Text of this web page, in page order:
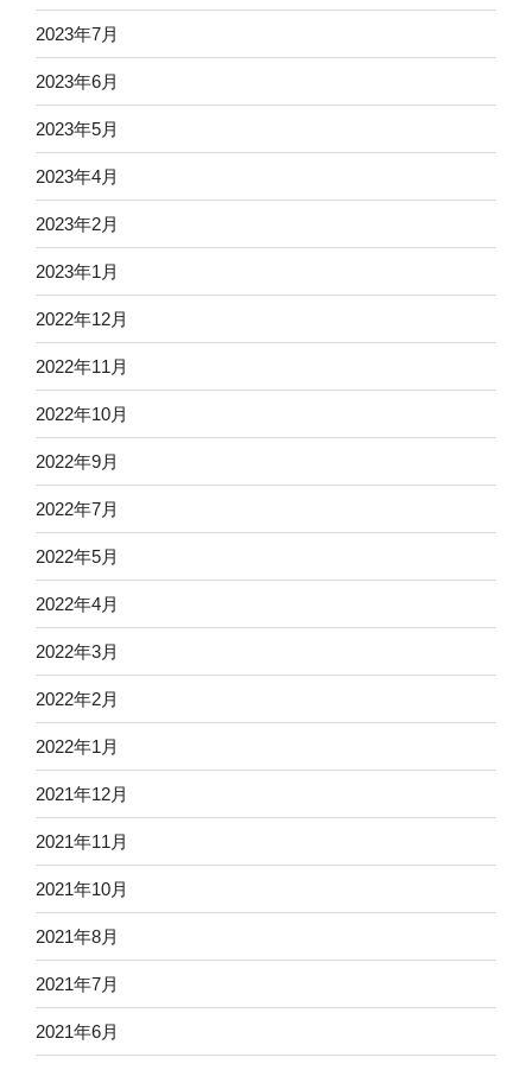
2023年7月
2023年6月
2023年5月
2023年4月
2023年2月
2023年1月
2022年12月
2022年11月
2022年10月
2022年9月
2022年7月
2022年5月
2022年4月
2022年3月
2022年2月
2022年1月
2021年12月
2021年11月
2021年10月
2021年8月
2021年7月
2021年6月